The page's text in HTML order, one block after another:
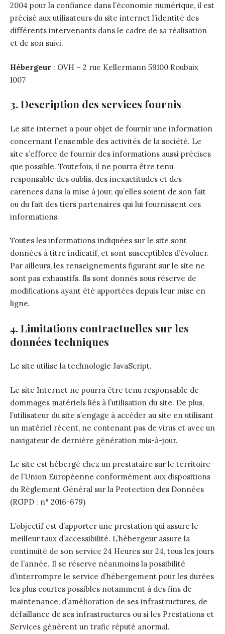
2004 pour la confiance dans l’économie numérique, il est
précisé aux utilisateurs du site internet l’identité des
différents intervenants dans le cadre de sa réalisation
et de son suivi.
Hébergeur : OVH – 2 rue Kellermann 59100 Roubaix
1007
3. Description des services fournis
Le site internet a pour objet de fournir une information
concernant l’ensemble des activités de la société. Le
site s’efforce de fournir des informations aussi précises
que possible. Toutefois, il ne pourra être tenu
responsable des oublis, des inexactitudes et des
carences dans la mise à jour, qu’elles soient de son fait
ou du fait des tiers partenaires qui lui fournissent ces
informations.
Toutes les informations indiquées sur le site sont
données à titre indicatif, et sont susceptibles d’évoluer.
Par ailleurs, les renseignements figurant sur le site ne
sont pas exhaustifs. Ils sont donnés sous réserve de
modifications ayant été apportées depuis leur mise en
ligne.
4. Limitations contractuelles sur les
données techniques
Le site utilise la technologie JavaScript.
Le site Internet ne pourra être tenu responsable de
dommages matériels liés à l’utilisation du site. De plus,
l’utilisateur du site s’engage à accéder au site en utilisant
un matériel récent, ne contenant pas de virus et avec un
navigateur de dernière génération mis-à-jour.
Le site est hébergé chez un prestataire sur le territoire
de l’Union Européenne conformément aux dispositions
du Règlement Général sur la Protection des Données
(RGPD : n° 2016-679)
L’objectif est d’apporter une prestation qui assure le
meilleur taux d’accessibilité. L’hébergeur assure la
continuité de son service 24 Heures sur 24, tous les jours
de l’année. Il se réserve néanmoins la possibilité
d’interrompre le service d’hébergement pour les durées
les plus courtes possibles notamment à des fins de
maintenance, d’amélioration de ses infrastructures, de
défaillance de ses infrastructures ou si les Prestations et
Services génèrent un trafic réputé anormal.